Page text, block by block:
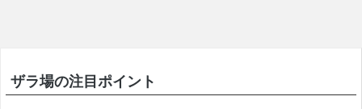
ザラ場の注目ポイント